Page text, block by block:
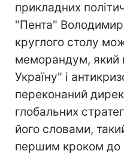
прикладних
"Пента"
круглого столу
меморандум, який
Україну" і
переконаний
глобальних
його словами,
першим кроком до